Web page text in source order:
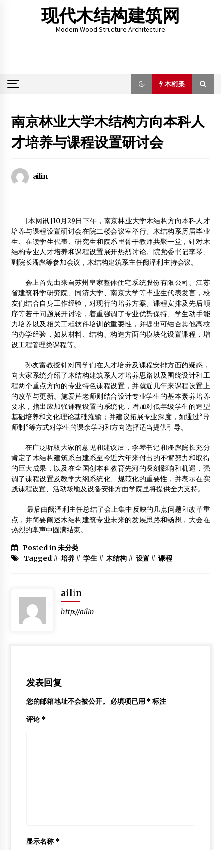
现代木结构建筑网
Modern Wood Structure Architecture
木桁架
厦门思越木结构工程有限公司
2014年3月1日
【论文】轻型木结构抗震性能研究
2014年3月25日
中加房（北京）木屋技术开发有限公司
2014年3月2日
香山工坊通过环境等三项管理体系认证
2013年9月7日
广东丰顺县林海实业有限公司
2012年2月11日
如何快速发布供求信息!
2013年2月4日
河北首家木结构公司成立
2014年7月27日
世界木屋博览园项目建设正在稳步推进中
2014年10月23日
2015年3月3日
中国木结构建筑体系
2014年2月18日
2017年5月5日
南京林业大学木结构方向本科人
才培养与课程设置研讨会
ailin
[本网讯]10月29日下午，南京林业大学木结构方向本科人才
培养与课程设置研讨会在院二楼会议室举行。木结构系历届毕业
生、在读学生代表、研究生和院系里骨干教师共聚一堂，针对木
结构专业人才培养和课程设置展开热烈讨论。院党委书记李琴、
副院长潘彪等参加会议，木结构建筑系主任阙泽利主持会议。
会上首先由来自苏州皇家整体住宅系统股份有限公司、江苏
省建筑科学研究院、同济大学、南京大学等毕业生代表发言，校
友们结合自身工作经验，对现行的培养方案、课程安排及先后顺
序等若干问题展开讨论，着重强调了专业优势保持、学生动手能
力培养以及相关工程软件培训的重要性，并提出可结合其他高校
的办学经验，如从材料、结构、构造方面的模块化设置课程，增
设工程管理类课程等。
孙友富教授针对同学们在人才培养及课程安排方面的疑惑，
向大家系统介绍了木结构建筑系人才培养思路以及围绕设计和工
程两个重点方向的专业特色课程设置，并就近几年来课程设置上
的改革与更新。施爱芹老师则结合设计专业学生的基本素养培养
要求，指出应加强课程设置的系统化，增加对低年级学生的造型
基础培养和文化理论基础灌输；并建议拓展专业深度，如通过“导
师制”等方式对学生的课余学习和方向选择适当提供引导。
在广泛听取大家的意见和建议后，李琴书记和潘彪院长充分
肯定了木结构建筑系自建系至今近六年来付出的不懈努力和取得
的巨大成果，以及在全国创本科教育先河的深刻影响和机遇，强
调了课程设置及教学大纲系统化、规范化的重要性，并表示在实
践课程设置、活动场地及设备安排方面学院里将提供全力支持。
最后由阙泽利主任总结了会上集中反映的几点问题和改革重
点，并简要阐述木结构建筑专业未来的发展思路和畅想，大会在
热烈的掌声中圆满结束。
Posted in 未分类
Tagged # 培养# 学生# 木结构# 设置# 课程
ailin
http://ailin
发表回复
您的邮箱地址不会被公开。 必填项已用 * 标注
评论 *
显示名称 *